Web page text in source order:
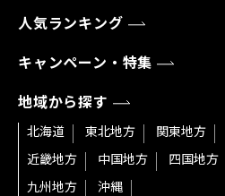
人気ランキング
キャンペーン・特集
地域から探す
北海道 東北地方 関東地方
近畿地方
中国地方
四国地方
九州地方
沖縄